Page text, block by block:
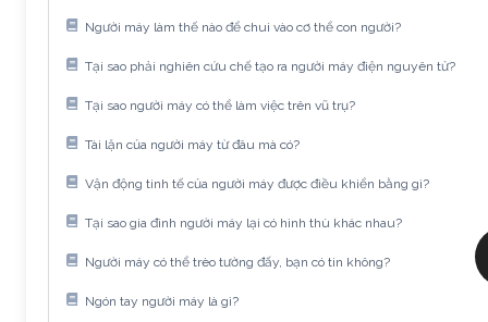
Người máy làm thế nào để chui vào cơ thể con người?
Tại sao phải nghiên cứu chế tạo ra người máy điện nguyên tử?
Tại sao người máy có thể làm việc trên vũ trụ?
Tài lặn của người máy từ đâu mà có?
Vận động tinh tế của người máy được điều khiển bằng gì?
Tại sao gia đình người máy lại có hình thù khác nhau?
Người máy có thể trèo tường đấy, bạn có tin không?
Ngón tay người máy là gì?